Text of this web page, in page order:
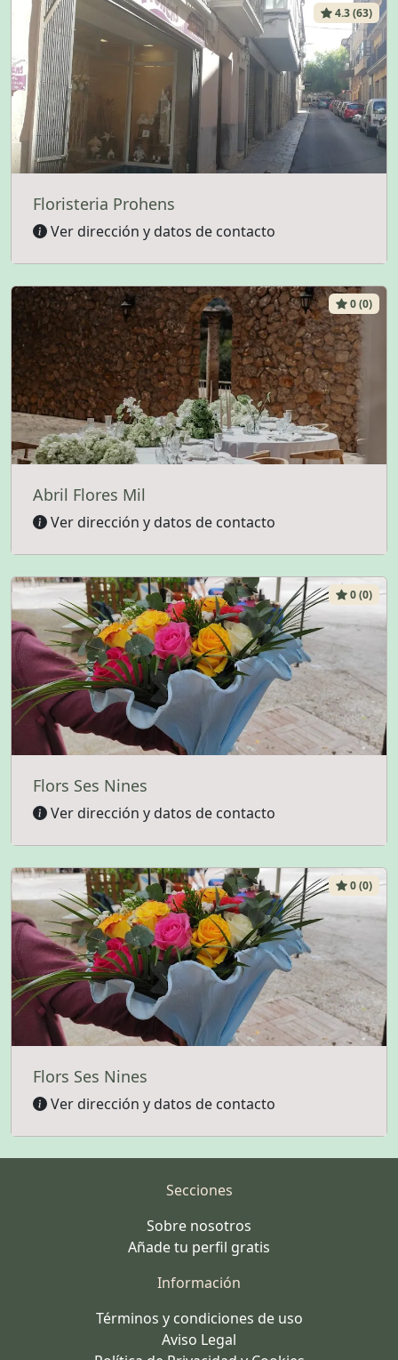
4.3 (63)
Floristeria Prohens
Ver dirección y datos de contacto
0 (0)
Abril Flores Mil
Ver dirección y datos de contacto
0 (0)
Flors Ses Nines
Ver dirección y datos de contacto
0 (0)
Flors Ses Nines
Ver dirección y datos de contacto
Secciones
Sobre nosotros
Añade tu perfil gratis
Información
Términos y condiciones de uso
Aviso Legal